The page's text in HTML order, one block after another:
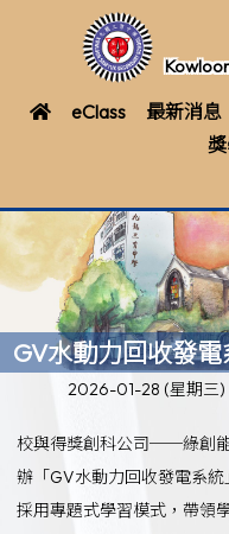
eClass 最新消息
GV水動力回收發
2026-01-28 (星期三)
校與得獎創科公司──綠創
辦「GV水動力回收發電系統
採用專題式學習模式，帶領